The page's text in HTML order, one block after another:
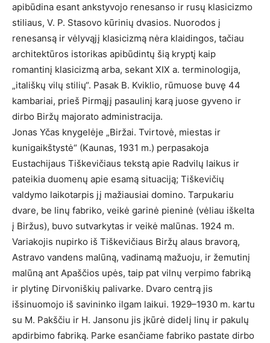
apibūdina esant ankstyvojo renesanso ir rusų klasicizmo
stiliaus, V. P. Stasovo kūrinių dvasios. Nuorodos į
renesansą ir vėlyvąjį klasicizmą nėra klaidingos, tačiau
architektūros istorikas apibūdintų šią kryptį kaip
romantinį klasicizmą arba, sekant XIX a. terminologija,
„itališkų vilų stilių“. Pasak B. Kviklio, rūmuose buvę 44
kambariai, prieš Pirmąjį pasaulinį karą juose gyveno ir
dirbo Biržų majorato administracija.
Jonas Yčas knygelėje „Biržai. Tvirtovė, miestas ir
kunigaikštystė“ (Kaunas, 1931 m.) perpasakoja
Eustachijaus Tiškevičiaus tekstą apie Radvilų laikus ir
pateikia duomenų apie esamą situaciją; Tiškevičių
valdymo laikotarpis jį mažiausiai domino. Tarpukariu
dvare, be linų fabriko, veikė garinė pieninė (vėliau iškelta
į Biržus), buvo sutvarkytas ir veikė malūnas. 1924 m.
Variakojis nupirko iš Tiškevičiaus Biržų alaus bravorą,
Astravo vandens malūną, vadinamą mažuoju, ir žemutinį
malūną ant Apaščios upės, taip pat vilnų verpimo fabriką
ir plytinę Dirvoniškių palivarke. Dvaro centrą jis
išsinuomojo iš savininko ilgam laikui. 1929–1930 m. kartu
su M. Pakščiu ir H. Jansonu jis įkūrė didelį linų ir pakulų
apdirbimo fabriką. Parke esančiame fabriko pastate dirbo